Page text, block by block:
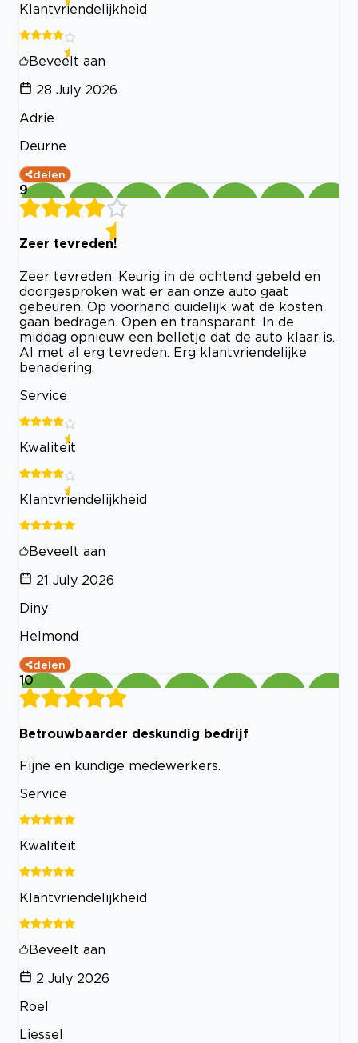
Klantvriendelijkheid
Beveelt aan
28 July 2026
Adrie
Deurne
delen
9
Zeer tevreden!
Zeer tevreden. Keurig in de ochtend gebeld en
doorgesproken wat er aan onze auto gaat
gebeuren. Op voorhand duidelijk wat de kosten
gaan bedragen. Open en transparant. In de
middag opnieuw een belletje dat de auto klaar is.
Al met al erg tevreden. Erg klantvriendelijke
benadering.
Service
Kwaliteit
Klantvriendelijkheid
Beveelt aan
21 July 2026
Diny
Helmond
delen
10
Betrouwbaarder deskundig bedrijf
Fijne en kundige medewerkers.
Service
Kwaliteit
Klantvriendelijkheid
Beveelt aan
2 July 2026
Roel
Liessel